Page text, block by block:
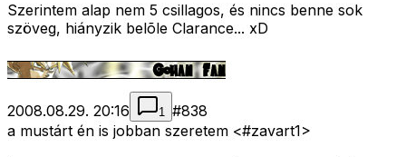
Szerintem alap nem 5 csillagos, és nincs benne sok
szöveg, hiányzik belõle Clarance... xD
2008.08.29. 20:16 1 #838
a mustárt én is jobban szeretem <#zavart1>